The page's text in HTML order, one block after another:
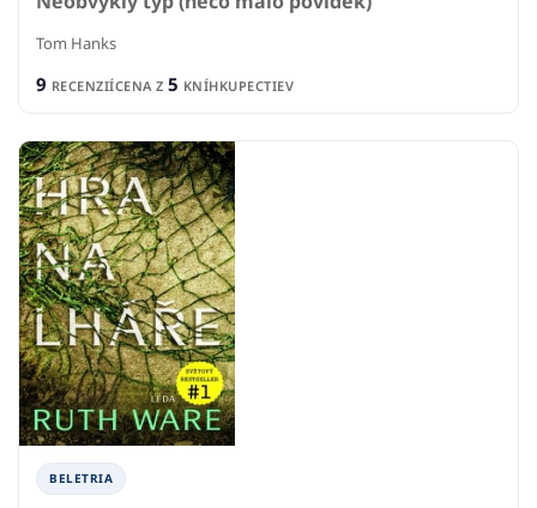
Tom Hanks
9 RECENZIÍCENA Z 5 KNÍHKUPECTIEV
BELETRIA